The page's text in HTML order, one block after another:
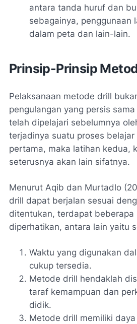
antara tanda huruf dan
sebagainya, penggunaan
dalam peta dan lain-lain.
Prinsip-Prinsip
Pelaksanaan metode drill
pengulangan yang persis
telah dipelajari sebelumnya
terjadinya suatu proses
pertama, maka latihan kedua,
seterusnya akan lain sifatnya.
Menurut Aqib dan Murtadlo
drill dapat berjalan sesuai
ditentukan, terdapat beberapa
diperhatikan, antara lain yaitu
Waktu yang digunakan
cukup tersedia.
Metode drill hendaklah
taraf kemampuan dan
didik.
Metode drill memiliki